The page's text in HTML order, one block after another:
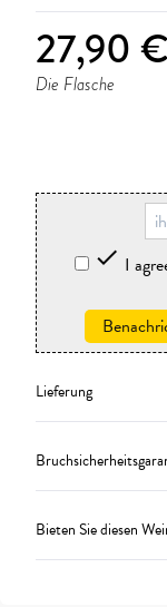
27,90 €
Die Flasche
 I
Lieferung
Bieten Sie diesen